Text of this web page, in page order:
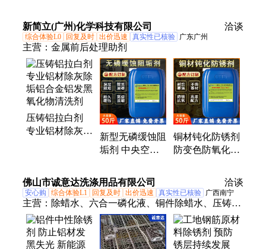
用水性高分子封
闭剂
应
新简立(广州)化学科技有限公司 洽谈
综合体验L0 回复及时 出价迅速 真实性已核验 广东广州
主营： 金属前后处理助剂
压铸铝拉白剂
专业铝材除灰除
新型无磷缓蚀阻
垢剂 中央空调
工业循环水处理
铜材钝化防锈剂
防变色防氧化铜
红铜防锈液钝化
封闭
佛山市诚意达洗涤用品有限公司 洽谈
安心购 综合体验L1 回复及时 出价迅速 真实性已核验 广西南宁
主营： 除蜡水、六合一磷化液、铜件除蜡水、压铸铝
清洗剂、抛光后处理剂、除锈剂、除油剂、磁力抛光
剂、铝清洗剂、铜发黑剂、铜件清洗剂、压铸清洗
剂、不锈钢件清洗剂、铝件清洗剂、除胶剂、清洗压